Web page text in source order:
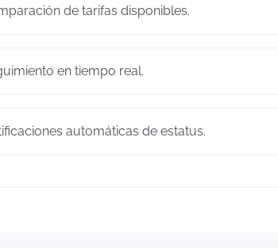
de tarifas disponibles.
en tiempo real.
automáticas de estatus.